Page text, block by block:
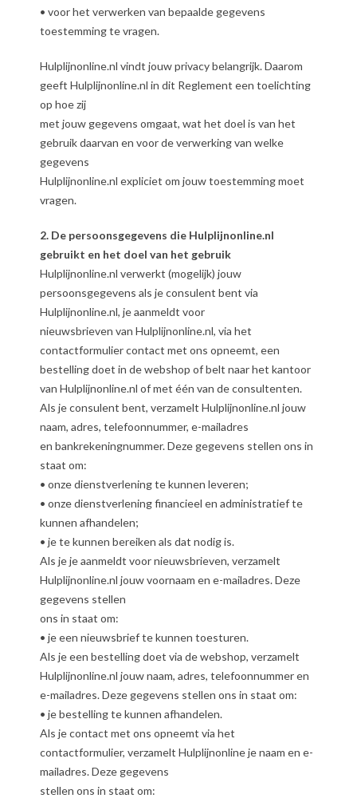
• voor het verwerken van bepaalde gegevens
toestemming te vragen.
Hulplijnonline.nl vindt jouw privacy belangrijk. Daarom
geeft Hulplijnonline.nl in dit Reglement een toelichting
op hoe zij
met jouw gegevens omgaat, wat het doel is van het
gebruik daarvan en voor de verwerking van welke
gegevens
Hulplijnonline.nl expliciet om jouw toestemming moet
vragen.
2. De persoonsgegevens die Hulplijnonline.nl
gebruikt en het doel van het gebruik
Hulplijnonline.nl verwerkt (mogelijk) jouw
persoonsgegevens als je consulent bent via
Hulplijnonline.nl, je aanmeldt voor
nieuwsbrieven van Hulplijnonline.nl, via het
contactformulier contact met ons opneemt, een
bestelling doet in de webshop of belt naar het kantoor
van Hulplijnonline.nl of met één van de consultenten.
Als je consulent bent, verzamelt Hulplijnonline.nl jouw
naam, adres, telefoonnummer, e-mailadres
en bankrekeningnummer. Deze gegevens stellen ons in
staat om:
• onze dienstverlening te kunnen leveren;
• onze dienstverlening financieel en administratief te
kunnen afhandelen;
• je te kunnen bereiken als dat nodig is.
Als je je aanmeldt voor nieuwsbrieven, verzamelt
Hulplijnonline.nl jouw voornaam en e-mailadres. Deze
gegevens stellen
ons in staat om:
• je een nieuwsbrief te kunnen toesturen.
Als je een bestelling doet via de webshop, verzamelt
Hulplijnonline.nl jouw naam, adres, telefoonnummer en
e-mailadres. Deze gegevens stellen ons in staat om:
• je bestelling te kunnen afhandelen.
Als je contact met ons opneemt via het
contactformulier, verzamelt Hulplijnonline je naam en e-
mailadres. Deze gegevens
stellen ons in staat om: